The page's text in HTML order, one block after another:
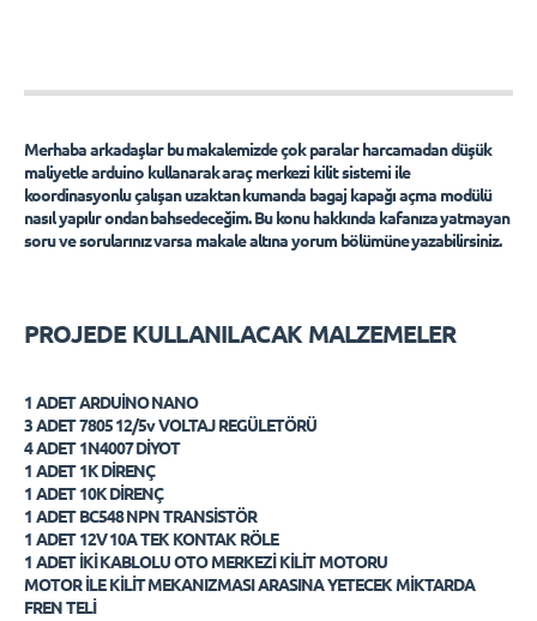
Merhaba arkadaşlar bu makalemizde çok paralar harcamadan düşük
maliyetle arduino kullanarak araç merkezi kilit sistemi ile
koordinasyonlu çalışan uzaktan kumanda bagaj kapağı açma modülü
nasıl yapılır ondan bahsedeceğim. Bu konu hakkında kafanıza yatmayan
soru ve sorularınız varsa makale altına yorum bölümüne yazabilirsiniz.
PROJEDE KULLANILACAK MALZEMELER
1 ADET ARDUİNO NANO
3 ADET 7805 12/5v VOLTAJ REGÜLETÖRÜ
4 ADET 1N4007 DİYOT
1 ADET 1K DİRENÇ
1 ADET 10K DİRENÇ
1 ADET BC548 NPN TRANSİSTÖR
1 ADET 12V 10A TEK KONTAK RÖLE
1 ADET İKİ KABLOLU OTO MERKEZİ KİLİT MOTORU
MOTOR İLE KİLİT MEKANIZMASI ARASINA YETECEK MİKTARDA
FREN TELİ